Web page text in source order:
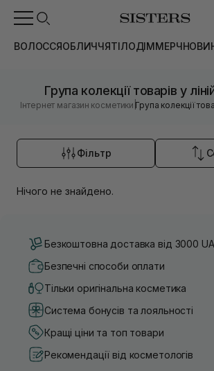
ВОЛОССЯОБЛИЧЧЯТІЛОДІММЕРЧ
Група колекції товарів у
Інтернет магазин косметики |Група колекції
Фільтр
Нічого не знайдено.
Безкоштовна доставка від 3000
Безпечні способи оплати
Тільки оригінальна косметика
Система бонусів та лояльності
Кращі ціни та топ товари
Рекомендації від косметологів